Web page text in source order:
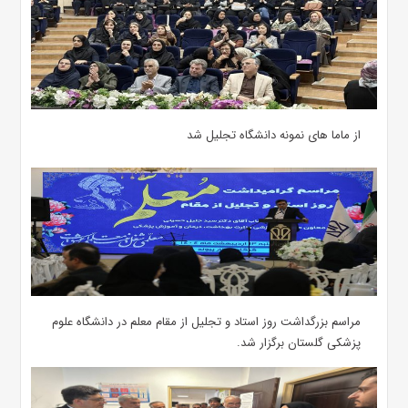
از ماما های نمونه دانشگاه تجلیل شد
مراسم بزرگداشت روز استاد و تجلیل از مقام معلم در دانشگاه علوم
پزشکی گلستان برگزار شد.‌